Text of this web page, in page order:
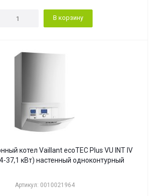
В корзину
котел Vaillant ecoTEC Plus VU INT IV
37,1 кВт) настенный одноконтурный
Артикул: 0010021964